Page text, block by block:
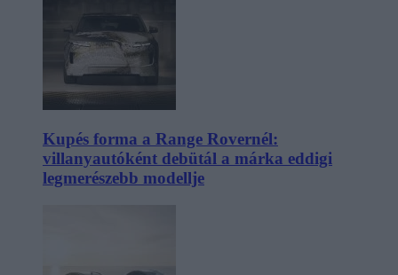
Kupés forma a Range Rovernél:
villanyautóként debütál a márka eddigi
legmerészebb modellje